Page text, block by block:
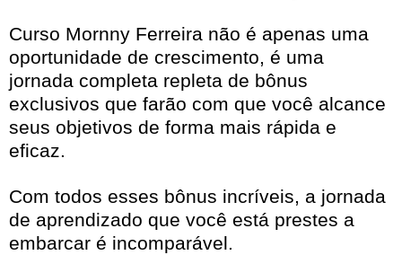
Curso Mornny Ferreira não é apenas uma
oportunidade de crescimento, é uma
jornada completa repleta de bônus
exclusivos que farão com que você alcance
seus objetivos de forma mais rápida e
eficaz.
Com todos esses bônus incríveis, a jornada
de aprendizado que você está prestes a
embarcar é incomparável.